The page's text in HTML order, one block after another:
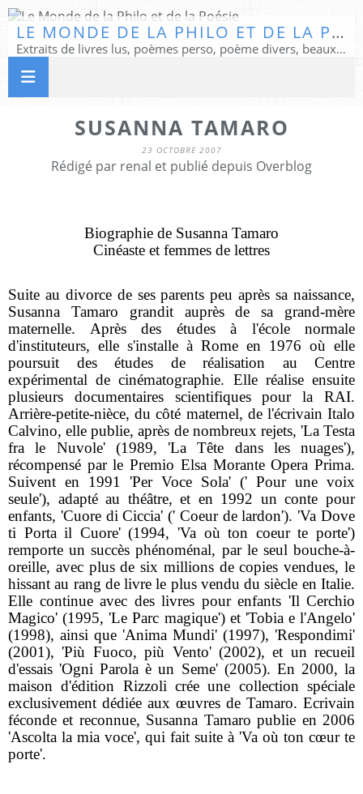
LE MONDE DE LA PHILO ET DE LA POÉSIE
Extraits de livres lus, poèmes perso, poème divers, beaux textes...
SUSANNA TAMARO
23 OCTOBRE 2007
Rédigé par renal et publié depuis Overblog
Biographie de Susanna Tamaro
Cinéaste et femmes de lettres
Suite au divorce de ses parents peu après sa naissance,
Susanna Tamaro grandit auprès de sa grand-mère
maternelle. Après des études à l'école normale
d'instituteurs, elle s'installe à Rome en 1976 où elle
poursuit des études de réalisation au Centre
expérimental de cinématographie. Elle réalise ensuite
plusieurs documentaires scientifiques pour la RAI.
Arrière-petite-nièce, du côté maternel, de l'écrivain Italo
Calvino, elle publie, après de nombreux rejets, 'La Testa
fra le Nuvole' (1989, 'La Tête dans les nuages'),
récompensé par le Premio Elsa Morante Opera Prima.
Suivent en 1991 'Per Voce Sola' (' Pour une voix
seule'), adapté au théâtre, et en 1992 un conte pour
enfants, 'Cuore di Ciccia' (' Coeur de lardon'). 'Va Dove
ti Porta il Cuore' (1994, 'Va où ton coeur te porte')
remporte un succès phénoménal, par le seul bouche-à-
oreille, avec plus de six millions de copies vendues, le
hissant au rang de livre le plus vendu du siècle en Italie.
Elle continue avec des livres pour enfants 'Il Cerchio
Magico' (1995, 'Le Parc magique') et 'Tobia e l'Angelo'
(1998), ainsi que 'Anima Mundi' (1997), 'Respondimi'
(2001), 'Più Fuoco, più Vento' (2002), et un recueil
d'essais 'Ogni Parola è un Seme' (2005). En 2000, la
maison d'édition Rizzoli crée une collection spéciale
exclusivement dédiée aux œuvres de Tamaro. Ecrivain
féconde et reconnue, Susanna Tamaro publie en 2006
'Ascolta la mia voce', qui fait suite à 'Va où ton cœur te
porte'.